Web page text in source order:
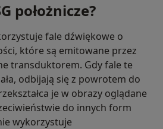
położnicze?
fale dźwiękowe o
które są emitowane przez
transduktorem. Gdy fale te
odbijają się z powrotem do
je w obrazy oglądane
do innych form
wykorzystuje